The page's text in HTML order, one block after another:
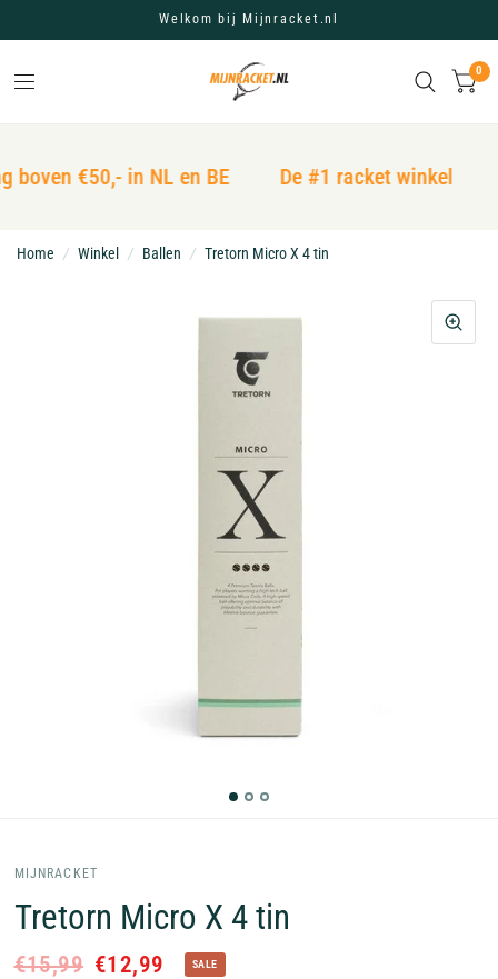
Welkom bij Mijnracket.nl
0
boven €50,- in NL en BE De #1 racket winkel
Home / Winkel / Ballen / Tretorn Micro X 4 tin
MIJNRACKET
Tretorn Micro X 4 tin
€15,99 €12,99 SALE